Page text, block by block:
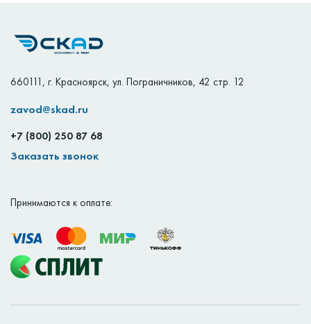
660111 , г. Красноярск, ул. Пограничников, 42 стр. 12
zavod@skad.ru
+7 (800) 250 87 68
Заказать звонок
Принимаются к оплате: